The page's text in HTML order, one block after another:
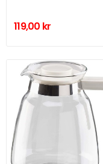
119,00 kr